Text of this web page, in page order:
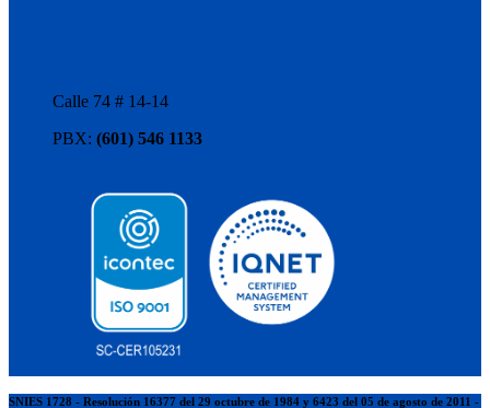
Calle 74 # 14-14
PBX: (601) 546 1133
SNIES 1728 - Resolución 16377 del 29 octubre de 1984 y 6423 del 05 de agosto de 2011 -